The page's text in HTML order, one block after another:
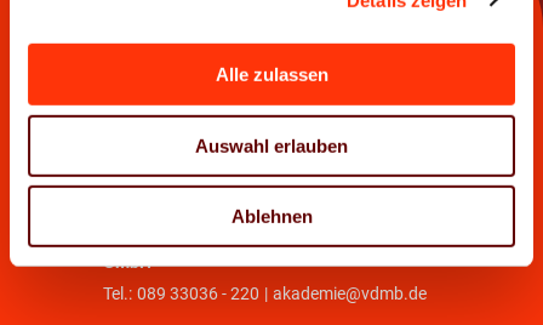
Alle zulassen
Auswahl erlauben
Ablehnen
Verband Druck und Medien Bayern e. V.
089 33036 - 0| info@vdmb.de
Geschäftsstelle Nürnberg
Tel.:0911 264441|info.nbg@vdmb.de
GmbH
Tel.: 089 33036 - 220 | akademie@vdmb.de